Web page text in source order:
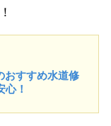
おすすめ水道修
！